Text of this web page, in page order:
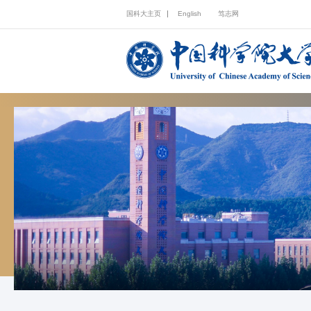
国科大主页 English 笃志网